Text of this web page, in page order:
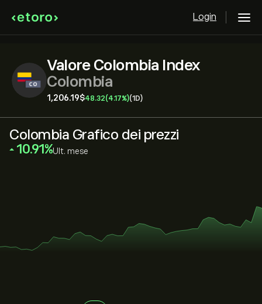
Login
Valore Colombia Index
Colombia
1,206.19‎$‎48.32(4.17%)(1D)
Colombia Grafico dei prezzi
‎10.91‎ Ult. mese